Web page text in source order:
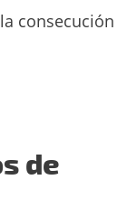
consecución
de